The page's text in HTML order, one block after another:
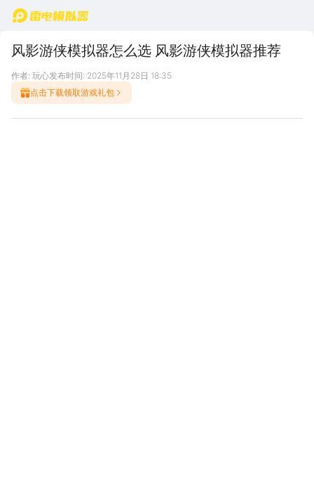
首页
风影游侠模拟器怎么选 风影游侠模拟器推荐
作者: 玩心发布时间: 2025年11月28日 18:35
点击下载领取游戏礼包